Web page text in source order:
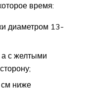
время:
диаметром 13-
с желтыми
ниже